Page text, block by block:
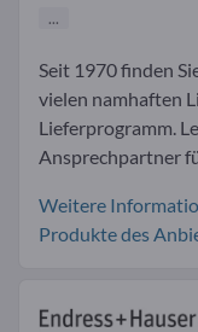
...
Seit 1970 finden
vielen namhaften
Lieferprogramm.
Ansprechpartner
Weitere
Produkte des